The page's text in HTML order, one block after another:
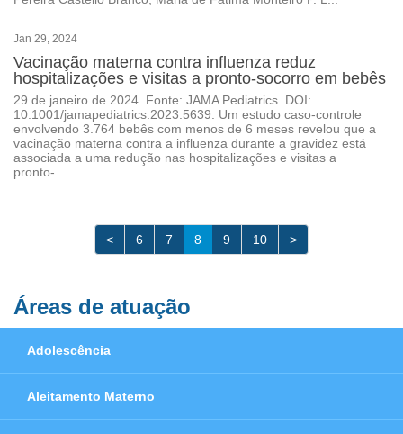
Jan 29, 2024
Vacinação materna contra influenza reduz
hospitalizações e visitas a pronto-socorro em bebês
29 de janeiro de 2024. Fonte: JAMA Pediatrics. DOI:
10.1001/jamapediatrics.2023.5639. Um estudo caso-controle
envolvendo 3.764 bebês com menos de 6 meses revelou que a
vacinação materna contra a influenza durante a gravidez está
associada a uma redução nas hospitalizações e visitas a
pronto-...
< 6 7 8 9 10 >
Áreas de atuação
Adolescência
Aleitamento Materno